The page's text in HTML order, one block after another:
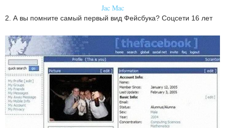
Jac Mac
2. А вы помните самый первый вид Фейсбука? Соцсети 16 лет